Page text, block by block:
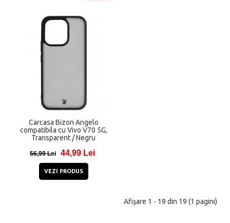
Carcasa Bizon Angelo
compatibila cu Vivo V70 5G,
Transparent / Negru
56,99 Lei 44,99 Lei
VEZI PRODUS
Afişare 1 - 19 din 19 (1 pagini)